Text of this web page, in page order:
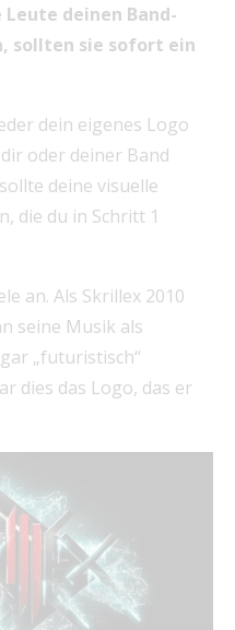
deinen Band-
sollten sie sofort ein
dein eigenes Logo
oder deiner Band
deine visuelle
die du in Schritt 1
an. Als Skrillex 2010
seine Musik als
„futuristisch“
dies das Logo, das er